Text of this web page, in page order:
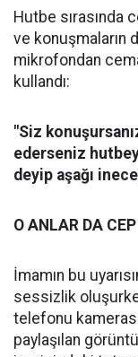
Hutbe sırasında
ve konuşmaların
mikrofondan
kullandı:
"Siz
ederseniz
deyip aşağı
O ANLAR DA
İmamın bu
sessizlik
telefonu
paylaşılan